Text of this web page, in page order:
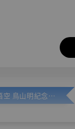
加購優惠【悟空 鳥山明紀念款 [奇蹟工作室]】